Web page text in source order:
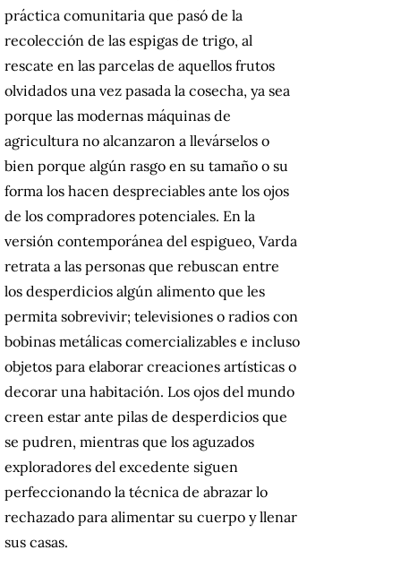
práctica comunitaria que pasó de la
recolección de las espigas de trigo, al
rescate en las parcelas de aquellos frutos
olvidados una vez pasada la cosecha, ya sea
porque las modernas máquinas de
agricultura no alcanzaron a llevárselos o
bien porque algún rasgo en su tamaño o su
forma los hacen despreciables ante los ojos
de los compradores potenciales. En la
versión contemporánea del espigueo, Varda
retrata a las personas que rebuscan entre
los desperdicios algún alimento que les
permita sobrevivir; televisiones o radios con
bobinas metálicas comercializables e incluso
objetos para elaborar creaciones artísticas o
decorar una habitación. Los ojos del mundo
creen estar ante pilas de desperdicios que
se pudren, mientras que los aguzados
exploradores del excedente siguen
perfeccionando la técnica de abrazar lo
rechazado para alimentar su cuerpo y llenar
sus casas.